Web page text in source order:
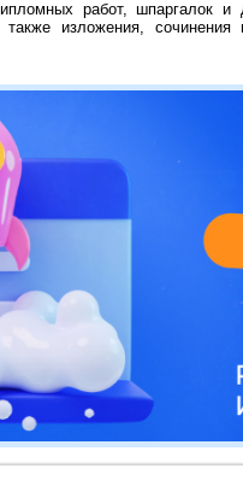
работ, шпаргалок и
изложения, сочинения